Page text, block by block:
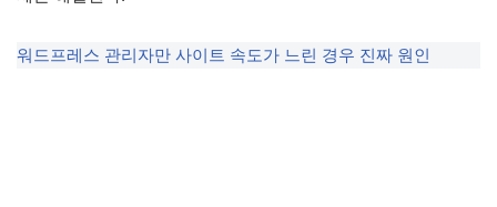
워드프레스 관리자만 사이트 속도가 느린 경우 진짜 원인